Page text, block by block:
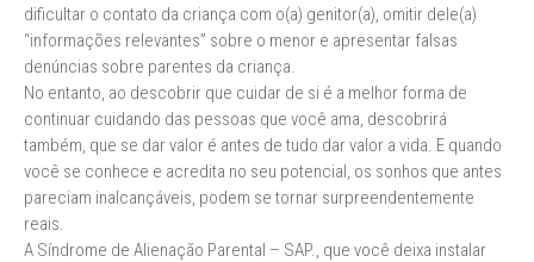
dificultar o contato da criança com o(a) genitor(a), omitir dele(a)
“informações relevantes” sobre o menor e apresentar falsas
denúncias sobre parentes da criança.
No entanto, ao descobrir que cuidar de si é a melhor forma de
continuar cuidando das pessoas que você ama, descobrirá
também, que se dar valor é antes de tudo dar valor a vida. E quando
você se conhece e acredita no seu potencial, os sonhos que antes
pareciam inalcançáveis, podem se tornar surpreendentemente
reais.
A Síndrome de Alienação Parental – SAP., que você deixa instalar